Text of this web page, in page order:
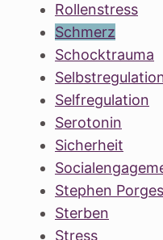
Rollenstress
Schmerz
Schocktrauma
Selfregulation
Serotonin
Sicherheit
Stephen Porges
Sterben
Stress